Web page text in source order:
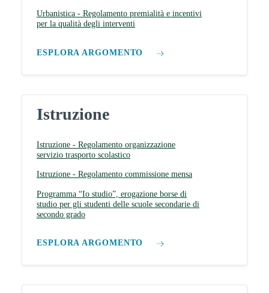
Urbanistica - Regolamento premialità e incentivi
per la qualità degli interventi
ESPLORA ARGOMENTO
Istruzione
Istruzione - Regolamento organizzazione
servizio trasporto scolastico
Istruzione - Regolamento commissione mensa
Programma “Io studio”, erogazione borse di
studio per gli studenti delle scuole secondarie di
secondo grado
ESPLORA ARGOMENTO